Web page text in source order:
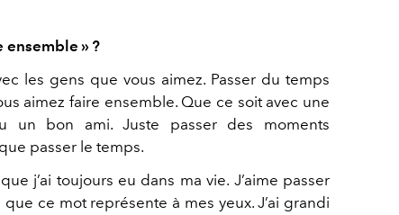
ensemble » ?
les gens que vous aimez. Passer du temps
aimez faire ensemble. Que ce soit avec une
un bon ami. Juste passer des moments
passer le temps.
j’ai toujours eu dans ma vie. J’aime passer
ce mot représente à mes yeux. J’ai grandi